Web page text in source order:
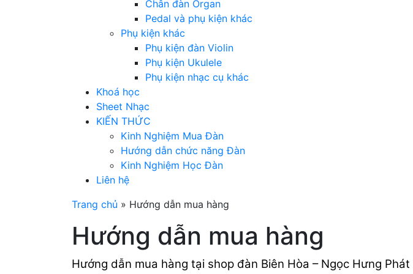
Chân đàn Organ
Pedal và phụ kiện khác
Phụ kiện khác
Phụ kiện đàn Violin
Phụ kiện Ukulele
Phụ kiện nhạc cụ khác
Khoá học
Sheet Nhạc
KIẾN THỨC
Kinh Nghiệm Mua Đàn
Hướng dẫn chức năng Đàn
Kinh Nghiệm Học Đàn
Liên hệ
Trang chủ » Hướng dẫn mua hàng
Hướng dẫn mua hàng
Hướng dẫn mua hàng tại shop đàn Biên Hòa – Ngọc Hưng Phát